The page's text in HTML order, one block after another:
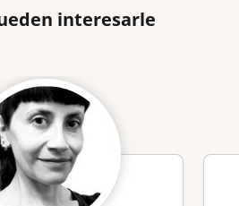
interesarle